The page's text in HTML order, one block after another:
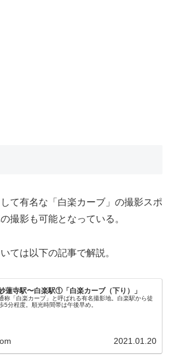
て有名な「白楽カーブ」の撮影スポ
撮影も可能となっている。
ては以下の記事で解説。
蓮寺駅〜白楽駅①「白楽カーブ（下り）」
称「白楽カーブ」と呼ばれる有名撮影地。白楽駅から徒
5分程度。順光時間帯は午後早め。
2021.01.20